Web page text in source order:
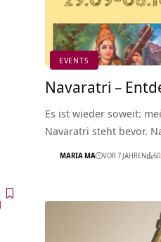
EVENTS
Navaratri –
Es ist wieder soweit:
Navaratri steht bevor.
MARIA MA VOR 7 JAHREN